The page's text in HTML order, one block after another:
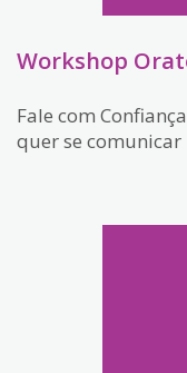
Workshop
Fale com
quer se comunicar